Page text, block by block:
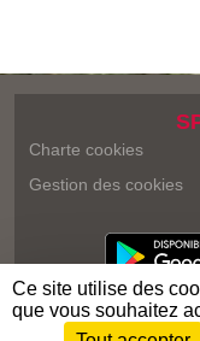
Charte cookies
Gestion des cookies
Ce site utilise des
que vous souhaitez